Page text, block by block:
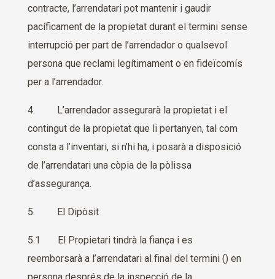
contracte, l’arrendatari pot mantenir i gaudir
pacíficament de la propietat durant el termini sense
interrupció per part de l’arrendador o qualsevol
persona que reclami legítimament o en fideïcomís
per a l’arrendador.
4. L’arrendador assegurarà la propietat i el
contingut de la propietat que li pertanyen, tal com
consta a l’inventari, si n’hi ha, i posarà a disposició
de l’arrendatari una còpia de la pòlissa
d’assegurança.
5. El Dipòsit
5.1 El Propietari tindrà la fiança i es
reemborsarà a l’arrendatari al final del termini () en